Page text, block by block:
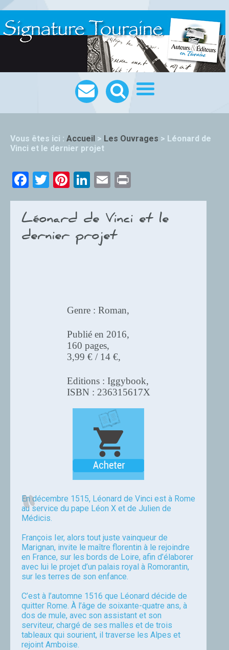
Vous êtes ici : Accueil > Les Ouvrages > Léonard de
Vinci et le dernier projet
Facebook
TwitterPinterest
LinkedIn
Email
Léonard de Vinci et le
dernier projet
Genre : Roman,
Publié en 2016,
160 pages,
3,99 € / 14 €,
Editions : Iggybook,
ISBN : 236315617X
En décembre 1515, Léonard de Vinci est à Rome
au service du pape Léon X et de Julien de
Médicis.
François Ier, alors tout juste vainqueur de
Marignan, invite le maître florentin à le rejoindre
en France, sur les bords de Loire, afin d’élaborer
avec lui le projet d’un palais royal à Romorantin,
sur les terres de son enfance.
C’est à l’automne 1516 que Léonard décide de
quitter Rome. À l’âge de soixante-quatre ans, à
dos de mule, avec son assistant et son
serviteur, chargé de ses malles et de trois
tableaux qui sourient, il traverse les Alpes et
rejoint Amboise.